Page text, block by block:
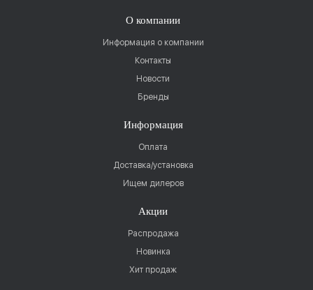
О компании
Информация о компании
Контакты
Новости
Бренды
Информация
Оплата
Доставка/установка
Ищем дилеров
Акции
Распродажа
Новинка
Хит продаж